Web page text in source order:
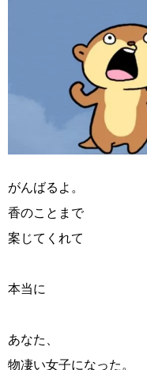
がんばるよ。
香のことまで
案じてくれて
本当に
あなた、
物凄い女子になった。